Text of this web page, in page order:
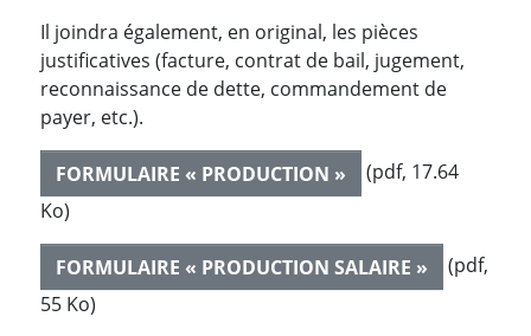
Il joindra également, en original, les pièces
justificatives (facture, contrat de bail, jugement,
reconnaissance de dette, commandement de
payer, etc.).
FORMULAIRE « PRODUCTION »
(pdf, 17.64
Ko)
FORMULAIRE « PRODUCTION SALAIRE »
(pdf,
55 Ko)